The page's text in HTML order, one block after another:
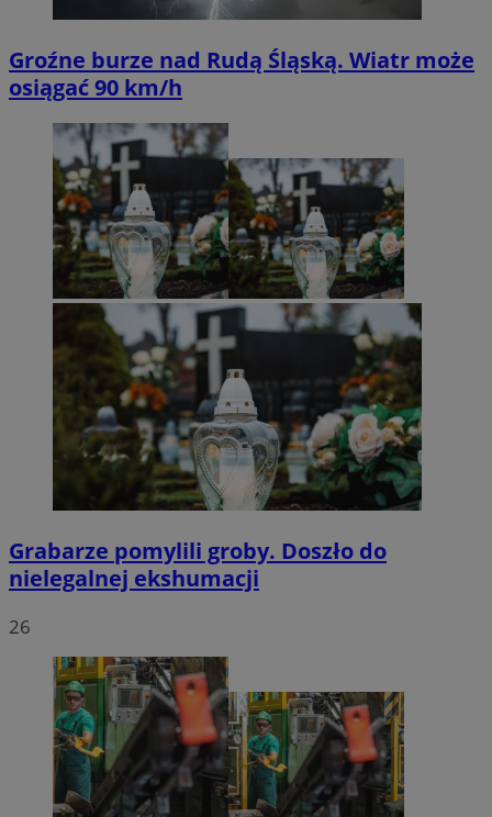
Groźne burze nad Rudą Śląską. Wiatr może
osiągać 90 km/h
Grabarze pomylili groby. Doszło do
nielegalnej ekshumacji
26